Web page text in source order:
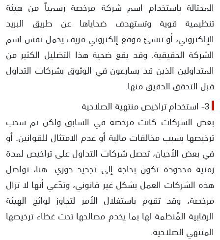
المحتالة باستخدام اسم شركة مرخصة رسمياً من هيئة
تنظيمية قوية وتستهدف ضحاياها عن طريق البريد
الإلكتروني، أو تنشئ موقع إلكتروني مزيف يحمل نفس اسم
الشركة الحقيقية. وقد يقع ضحية هذا التضليل الكثير من
المتداولين الذين قد يسارعون في الوثوق بشركات التداول
قبل التحقق الدقيق منها.
3- استخدام تراخيص منتهية الصلاحية
بعض الشركات كانت مرخصة في السابق ولكن تم سحب
ترخيصها بسبب مخالفات مالية أو عدم الامتثال للقوانين. أو
في بعض الأحيان، تحصل شركات التداول على تراخيص لمدة
زمنية محدودة تكون بحاجة إلى تجديد دوري. هنا، تواصل
هذه الشركات العمل بشكل غير قانوني، وتدّعي أنها لا تزال
مرخصة، وقد تقوم باستغلال الأمر لتجاوز لوائح الهيئة
الرقابية المُنظمة لها بما يخدم مصالحها تحت غظاء ترخيصها
المنتهي الصلاحية.